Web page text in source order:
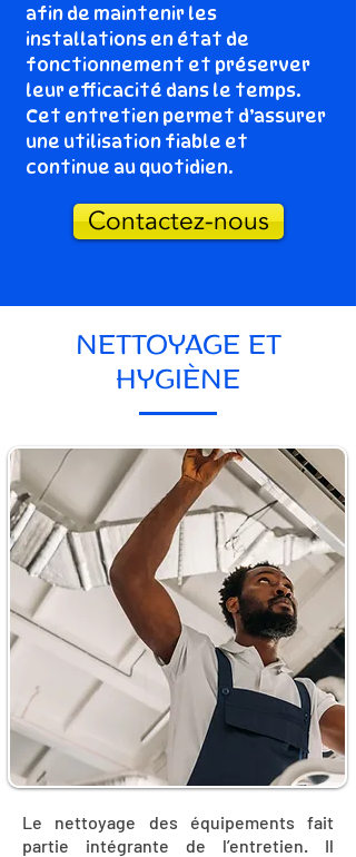
afin de maintenir les
installations en état de
fonctionnement et préserver
leur efficacité dans le temps.
Cet entretien permet d’assurer
une utilisation fiable et
continue au quotidien.
Contactez-nous
NETTOYAGE ET
HYGIÈNE
Le nettoyage des équipements fait
partie intégrante de l’entretien. Il